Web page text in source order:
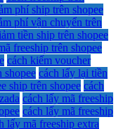
phí ship trên shopee
phí vận chuyển trên
tiền ship trên shopee
freeship trên shopee
cách kiếm voucher
shopee cách lấy lại tiền
ship trên shopee cách
cách lấy mã freeship
cách lấy mã freeship
lấy mã freeship extra